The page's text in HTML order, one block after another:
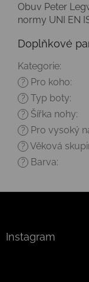
Obuv Peter
normy UNI EN
Doplňkové
Kategorie:
? Pro koho:
? Typ boty:
? Šířka nohy:
? Pro vysoký
? Věková
? Barva:
Instagram